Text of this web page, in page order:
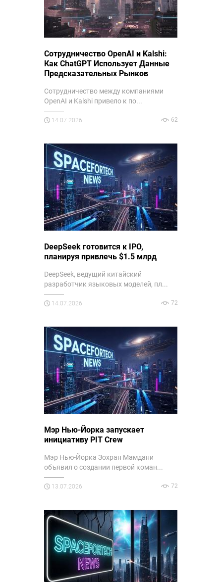
Сотрудничество OpenAI и Kalshi:
Как ChatGPT Использует Данные
Предсказательных Рынков
Сотрудничество между компаниями
OpenAI и Kalshi привело к по...
14.07.2026 62
DeepSeek готовится к IPO,
планируя привлечь $1.5 млрд
DeepSeek, ведущий китайский
разработчик языковых моделей, пл...
14.07.2026 72
Мэр Нью-Йорка запускает
инициативу PIT Crew
Мэр Нью-Йорка Зохран Мамдани
объявил о создании первой коман...
13.07.2026 72